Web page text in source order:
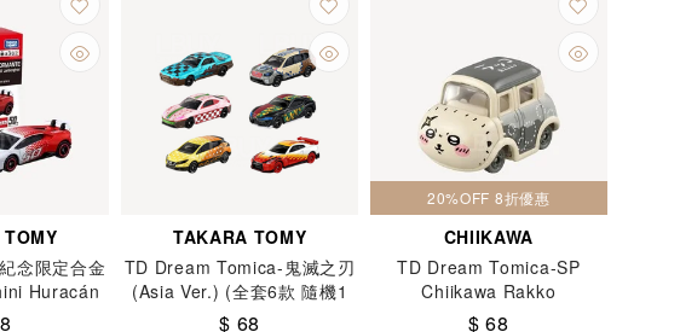
念限定合金
Huracán
TAKARA TOMY
TD Dream Tomica-鬼滅之刃
(Asia Ver.) (全套6款 隨機1
款)
$ 68
20%OFF 8折優惠
CHIIKAWA
TD Dream Tomica-SP
Chiikawa Rakko
$ 68